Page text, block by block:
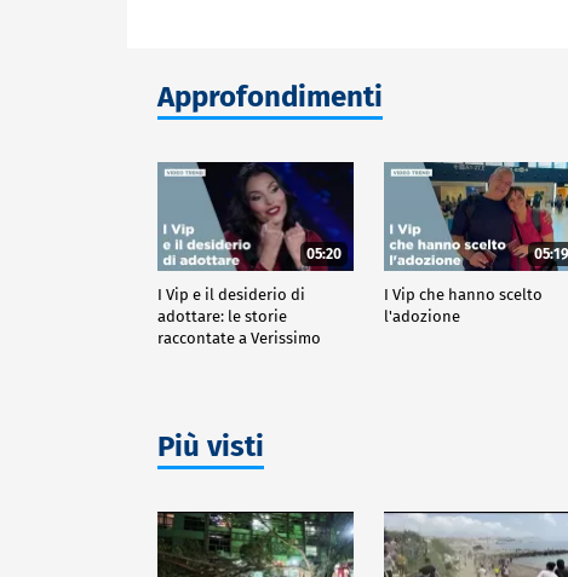
Approfondimenti
05:20
I Vip e il desiderio di
adottare: le storie
raccontate a Verissimo
05:19
I Vip che hanno scelto
l'adozione
Più visti